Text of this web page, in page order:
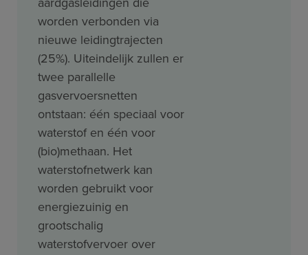
worden verbonden via
nieuwe leidingtrajecten
(25%). Uiteindelijk zullen er
twee parallelle
gasvervoersnetten
ontstaan: één speciaal voor
waterstof en één voor
(bio)methaan. Het
waterstofnetwerk kan
worden gebruikt voor
energiezuinig en
grootschalig
waterstofvervoer over